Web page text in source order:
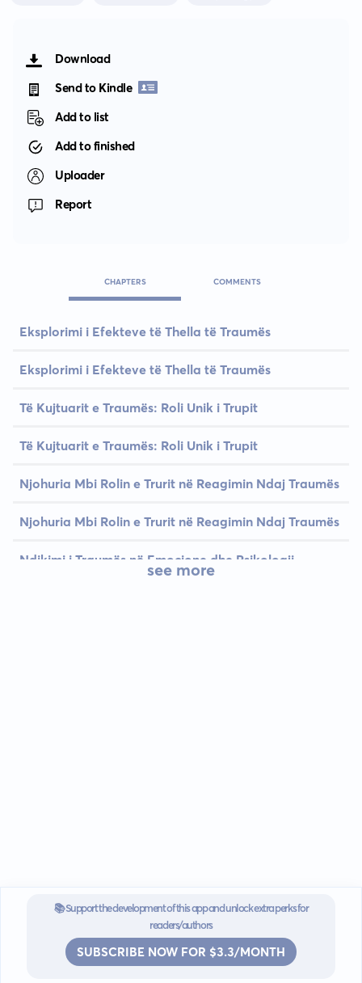
Download
Send to Kindle
Add to list
Add to finished
Uploader
Report
CHAPTERS COMMENTS
Eksplorimi i Efekteve të Thella të Traumës
Eksplorimi i Efekteve të Thella të Traumës
Të Kujtuarit e Traumës: Roli Unik i Trupit
Të Kujtuarit e Traumës: Roli Unik i Trupit
Njohuria Mbi Rolin e Trurit në Reagimin Ndaj Traumës
Njohuria Mbi Rolin e Trurit në Reagimin Ndaj Traumës
Ndikimi i Traumës në Emocione dhe Psikologji
see more
📚 Support the development of this app and unlock extra perks for
readers/authors
SUBSCRIBE NOW FOR $3.3/MONTH